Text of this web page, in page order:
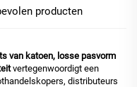
producten
van katoen, losse pasvorm
vertegenwoordigt een
distributeurs